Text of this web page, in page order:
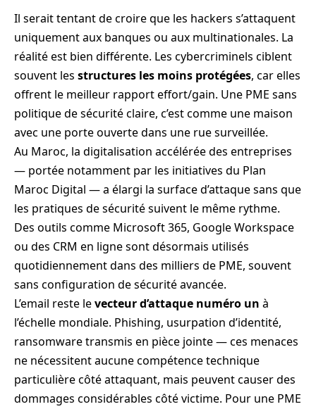
Il serait tentant de croire que les hackers s’attaquent
uniquement aux banques ou aux multinationales. La
réalité est bien différente. Les cybercriminels ciblent
souvent les structures les moins protégées, car elles
offrent le meilleur rapport effort/gain. Une PME sans
politique de sécurité claire, c’est comme une maison
avec une porte ouverte dans une rue surveillée.
Au Maroc, la digitalisation accélérée des entreprises
— portée notamment par les initiatives du Plan
Maroc Digital — a élargi la surface d’attaque sans que
les pratiques de sécurité suivent le même rythme.
Des outils comme Microsoft 365, Google Workspace
ou des CRM en ligne sont désormais utilisés
quotidiennement dans des milliers de PME, souvent
sans configuration de sécurité avancée.
L’email reste levecteur d’attaque numéro un à
l’échelle mondiale. Phishing, usurpation d’identité,
ransomware transmis en pièce jointe — ces menaces
ne nécessitent aucune compétence technique
particulière côté attaquant, mais peuvent causer des
dommages considérables côté victime. Pour une PME